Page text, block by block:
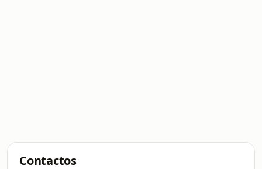
Contactos